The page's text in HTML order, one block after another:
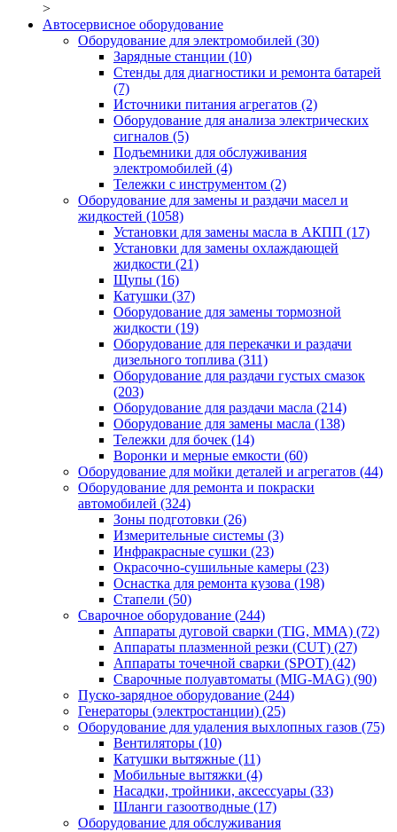
>
Автосервисное оборудование
Оборудование для электромобилей (30)
Зарядные станции (10)
Стенды для диагностики и ремонта батарей
(7)
Источники питания агрегатов (2)
Оборудование для анализа электрических
сигналов (5)
Подъемники для обслуживания
электромобилей (4)
Тележки с инструментом (2)
Оборудование для замены и раздачи масел и
жидкостей (1058)
Установки для замены масла в АКПП (17)
Установки для замены охлаждающей
жидкости (21)
Щупы (16)
Катушки (37)
Оборудование для замены тормозной
жидкости (19)
Оборудование для перекачки и раздачи
дизельного топлива (311)
Оборудование для раздачи густых смазок
(203)
Оборудование для раздачи масла (214)
Оборудование для замены масла (138)
Тележки для бочек (14)
Воронки и мерные емкости (60)
Оборудование для мойки деталей и агрегатов (44)
Оборудование для ремонта и покраски
автомобилей (324)
Зоны подготовки (26)
Измерительные системы (3)
Инфракрасные сушки (23)
Окрасочно-сушильные камеры (23)
Оснастка для ремонта кузова (198)
Стапели (50)
Сварочное оборудование (244)
Аппараты дуговой сварки (TIG, MMA) (72)
Аппараты плазменной резки (CUT) (27)
Аппараты точечной сварки (SPOT) (42)
Сварочные полуавтоматы (MIG-MAG) (90)
Пуско-зарядное оборудование (244)
Генераторы (электростанции) (25)
Оборудование для удаления выхлопных газов (75)
Вентиляторы (10)
Катушки вытяжные (11)
Мобильные вытяжки (4)
Насадки, тройники, аксессуары (33)
Шланги газоотводные (17)
Оборудование для обслуживания